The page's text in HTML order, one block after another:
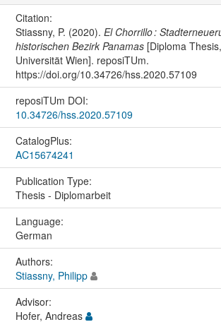
Citation:
Stiassny, P. (2020). El Chorrillo :
historischen Bezirk Panamas[Diploma
Universität Wien]. reposiTUm.
https://doi.org/10.34726/hss.2020.57109
reposiTUm DOI:
10.34726/hss.2020.57109
CatalogPlus:
AC15674241
Publication Type:
Thesis - Diplomarbeit
Language:
German
Authors:
Stiassny, Philipp
Advisor:
Hofer, Andreas